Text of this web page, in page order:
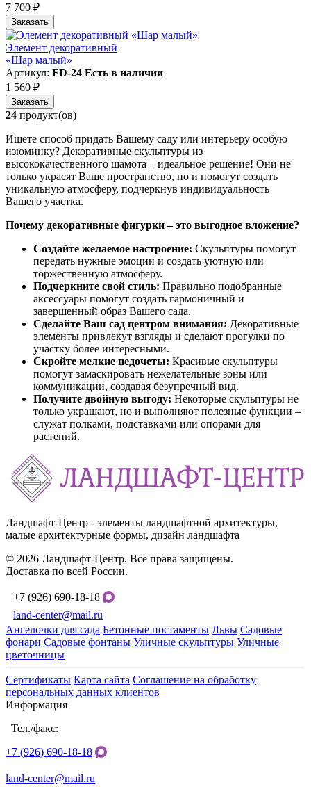
7 700 ₽
Заказать
Элемент декоративный
«Шар малый»
Артикул: FD-24 Есть в наличии
1 560 ₽
Заказать
24 продукт(ов)
Ищете способ придать Вашему саду или интерьеру особую
изюминку? Декоративные скульптуры из
высококачественного шамота – идеальное решение! Они не
только украсят Ваше пространство, но и помогут создать
уникальную атмосферу, подчеркнув индивидуальность
Вашего участка.
Почему декоративные фигурки – это выгодное вложение?
Создайте желаемое настроение: Скульптуры помогут
передать нужные эмоции и создать уютную или
торжественную атмосферу.
Подчеркните свой стиль: Правильно подобранные
аксессуары помогут создать гармоничный и
завершенный образ Вашего сада.
Сделайте Ваш сад центром внимания: Декоративные
элементы привлекут взгляды и сделают прогулки по
участку более интересными.
Скройте мелкие недочеты: Красивые скульптуры
помогут замаскировать нежелательные зоны или
коммуникации, создавая безупречный вид.
Получите двойную выгоду: Некоторые скульптуры не
только украшают, но и выполняют полезные функции –
служат полками, подставками или опорами для
растений.
Ландшафт-Центр - элементы ландшафтной архитектуры,
малые архитектурные формы, дизайн ландшафта
© 2026 Ландшафт-Центр. Все права защищены.
Доставка по всей России.
+7 (926) 690-18-18
land-center@mail.ru
Ангелочки для сада Бетонные постаменты Львы Садовые
фонари Садовые фонтаны Уличные скульптуры Уличные
цветочницы
Сертификаты Карта сайта Соглашение на обработку
персональных данных клиентов
Информация
Тел./факс:
+7 (926) 690-18-18
land-center@mail.ru